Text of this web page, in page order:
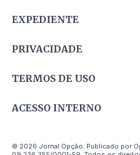
EXPEDIENTE
PRIVACIDADE
TERMOS DE USO
ACESSO INTERNO
© 2026 Jornal Opção. Publicado por